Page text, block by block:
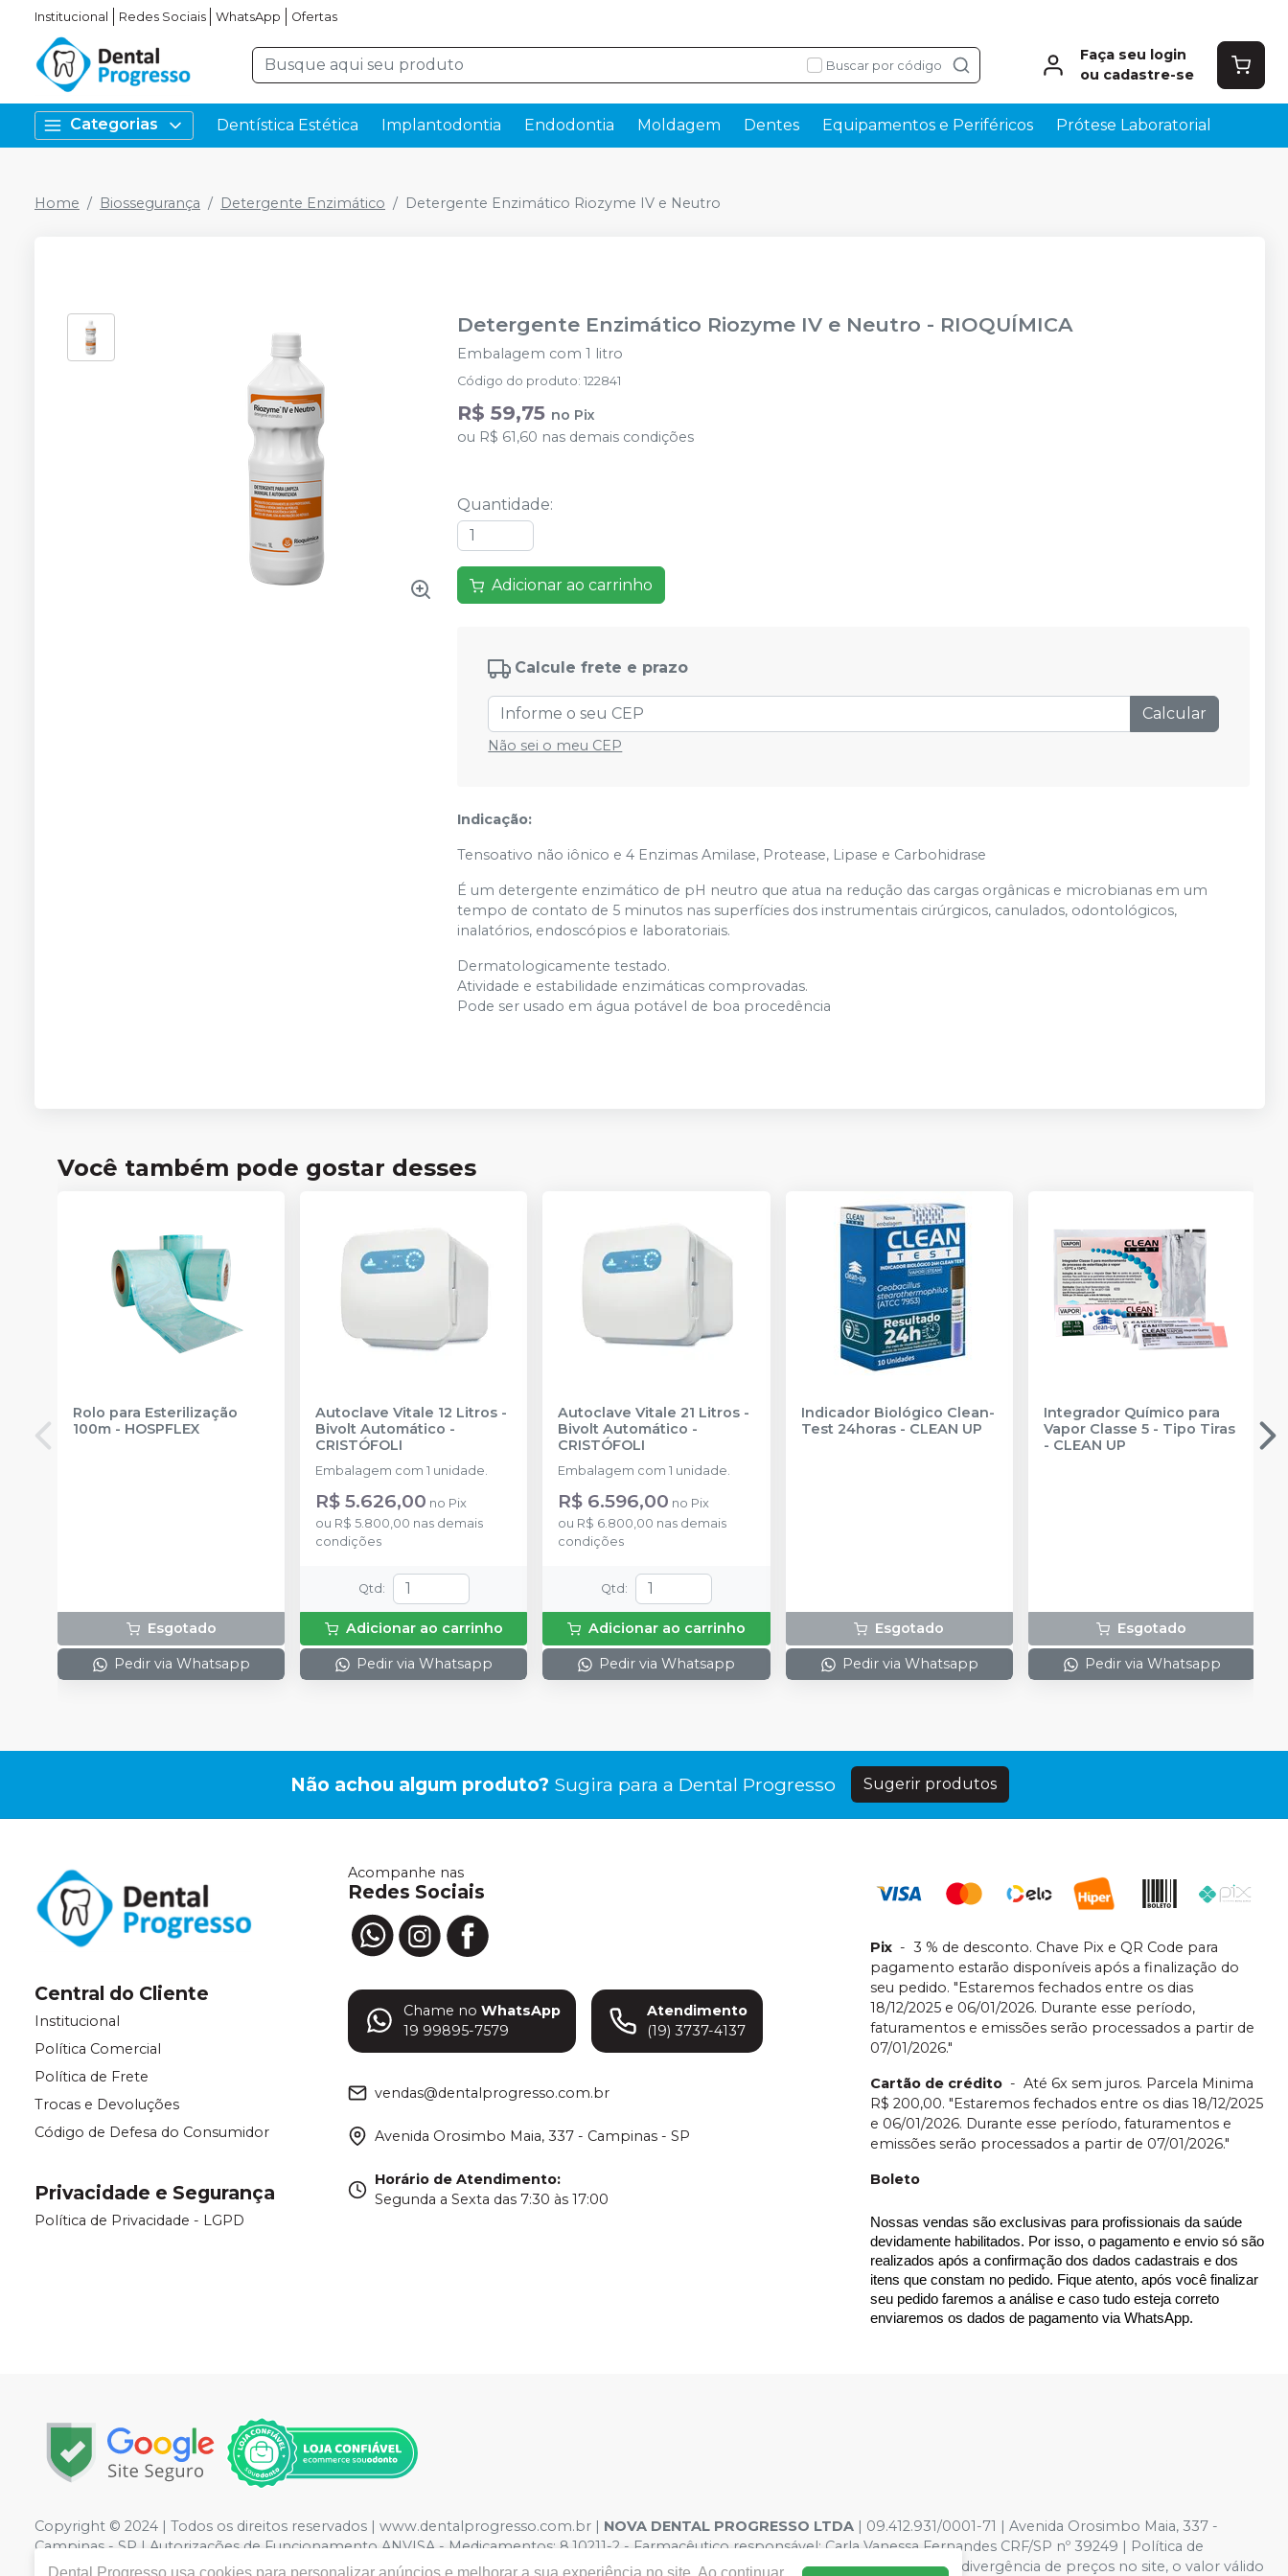
Institucional Redes Sociais WhatsApp Ofertas
Buscar por código
Faça seu login
ou cadastre-se
Categorias Dentística Estética Implantodontia Endodontia Moldagem Dentes Equipamentos e Periféricos Prótese Laboratorial
Home Biossegurança Detergente Enzimático Detergente Enzimático Riozyme IV e Neutro
Detergente Enzimático Riozyme IV e Neutro - RIOQUÍMICA
Embalagem com 1 litro
Código do produto:122841
R$ 59,75 no Pix
ou R$ 61,60 nas demais condições
Quantidade:
Adicionar ao carrinho
Calcule frete e prazo
Calcular
Não sei o meu CEP
Indicação:
Tensoativo não iônico e 4 Enzimas Amilase, Protease, Lipase e Carbohidrase
É um detergente enzimático de pH neutro que atua na redução das cargas orgânicas e microbianas em um
tempo de contato de 5 minutos nas superfícies dos instrumentais cirúrgicos, canulados, odontológicos,
inalatórios, endoscópios e laboratoriais.
Dermatologicamente testado.
Atividade e estabilidade enzimáticas comprovadas.
Pode ser usado em água potável de boa procedência
Você também pode gostar desses
Rolo para Esterilização
100m - HOSPFLEX
Esgotado
Pedir via Whatsapp
Autoclave Vitale 12 Litros -
Bivolt Automático -
CRISTÓFOLI
Embalagem com 1 unidade.
R$ 5.626,00 no Pix
ou R$ 5.800,00 nas demais
condições
Qtd :
Adicionar ao carrinho
Pedir via Whatsapp
Autoclave Vitale 21 Litros -
Bivolt Automático -
CRISTÓFOLI
Embalagem com 1 unidade.
R$ 6.596,00 no Pix
ou R$ 6.800,00 nas demais
condições
Qtd :
Adicionar ao carrinho
Pedir via Whatsapp
Indicador Biológico Clean-
Test 24horas- CLEAN UP
Esgotado
Pedir via Whatsapp
Integrador Químico para
Vapor Classe 5 - Tipo Tiras
- CLEAN UP
Esgotado
Pedir via Whatsapp
Não achou algum produto? Sugira para a Dental Progresso Sugerir produtos
Central do Cliente
Institucional
Política Comercial
Política de Frete
Trocas e Devoluções
Código de Defesa do Consumidor
Privacidade e Segurança
Política de Privacidade - LGPD
Acompanhe nas
Redes Sociais
Chame no WhatsApp
19 99895-7579
Atendimento
(19) 3737-4137
vendas@dentalprogresso.com.br
Avenida Orosimbo Maia, 337 - Campinas - SP
Horário de Atendimento:
Segunda a Sexta das 7:30 às 17:00
Pix - 3 % de desconto. Chave Pix e QR Code para
pagamento estarão disponíveis após a finalização do
seu pedido. "Estaremos fechados entre os dias
18/12/2025 e 06/01/2026. Durante esse período,
faturamentos e emissões serão processados a partir de
07/01/2026."
Cartão de crédito - Até 6x sem juros. Parcela Minima
R$ 200,00. "Estaremos fechados entre os dias 18/12/2025
e 06/01/2026. Durante esse período, faturamentos e
emissões serão processados a partir de 07/01/2026."
Boleto
Nossas vendas são exclusivas para profissionais da saúde
devidamente habilitados. Por isso, o pagamento e envio só são
realizados após a confirmação dos dados cadastrais e dos
itens que constam no pedido. Fique atento, após você finalizar
seu pedido faremos a análise e caso tudo esteja correto
enviaremos os dados de pagamento via WhatsApp.
Copyright © 2024 | Todos os direitos reservados | www.dentalprogresso.com.br | NOVA DENTAL PROGRESSO LTDA | 09.412.931/0001-71 | Avenida Orosimbo Maia, 337 -
Campinas - SP | Autorizações de Funcionamento ANVISA - Medicamentos: 8.10211-2 - Farmacêutico responsável: Carla Vanessa Fernandes CRF/SP nº 39249 | Política de
Privacidade e Segurança - Fotos meramente ilustrativas - Os preços e condições da loja virtual estão sujeitos a alterações. Em caso de divergência de preços no site, o valor válido
Dental Progresso usa cookies para personalizar anúncios e melhorar a sua experiência no site. Ao continuar